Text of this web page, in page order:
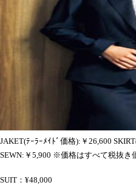
JAKET(ﾃｰﾗｰﾒｲﾄﾞ価格):￥26,600
SEWN:￥5,900 ※価格はすべて税抜き
SUIT：¥48,000